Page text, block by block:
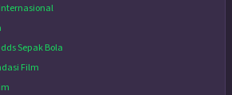
Sepak Bola
Film